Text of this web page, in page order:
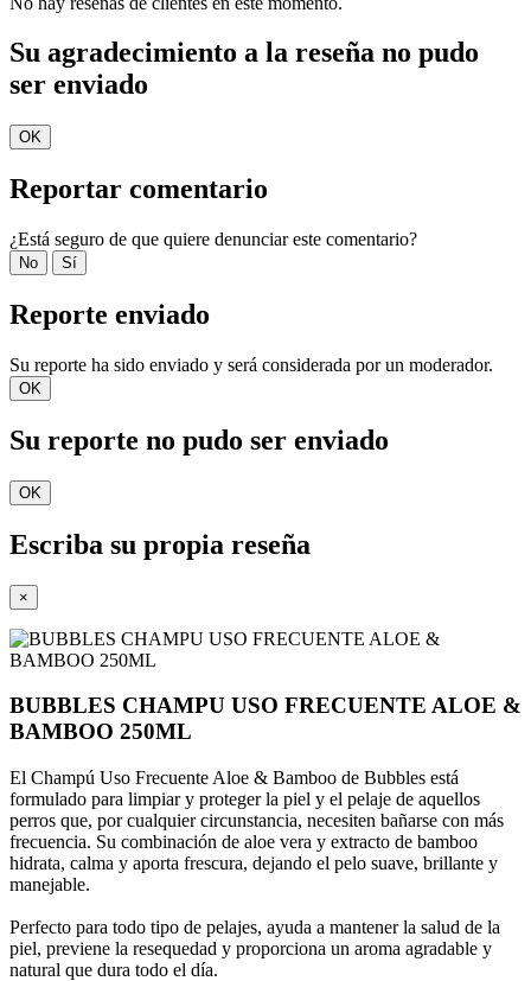
Su agradecimiento a la reseña no pudo
ser enviado
OK
Reportar comentario
¿Está seguro de que quiere denunciar este comentario?
No Sí
Reporte enviado
Su reporte ha sido enviado y será considerada por un moderador.
OK
Su reporte no pudo ser enviado
OK
Escriba su propia reseña
×
BUBBLES CHAMPU USO FRECUENTE ALOE &
BAMBOO 250ML
El Champú Uso Frecuente Aloe & Bamboo de Bubbles está
formulado para limpiar y proteger la piel y el pelaje de aquellos
perros que, por cualquier circunstancia, necesiten bañarse con más
frecuencia. Su combinación de aloe vera y extracto de bamboo
hidrata, calma y aporta frescura, dejando el pelo suave, brillante y
manejable.
Perfecto para todo tipo de pelajes, ayuda a mantener la salud de la
piel, previene la resequedad y proporciona un aroma agradable y
natural que dura todo el día.